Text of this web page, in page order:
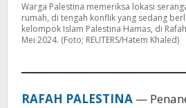
Warga Palestina memeriksa lokasi
rumah, di tengah konflik yang sedang
kelompok Islam Palestina Hamas, di
Mei 2024. (Foto; REUTERS/Hatem Khaled)
RAFAH PALESTINA —